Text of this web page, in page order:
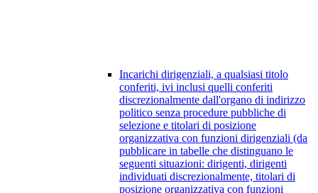
Incarichi dirigenziali, a qualsiasi titolo
conferiti, ivi inclusi quelli conferiti
discrezionalmente dall'organo di indirizzo
politico senza procedure pubbliche di
selezione e titolari di posizione
organizzativa con funzioni dirigenziali (da
pubblicare in tabelle che distinguano le
seguenti situazioni: dirigenti, dirigenti
individuati discrezionalmente, titolari di
posizione organizzativa con funzioni